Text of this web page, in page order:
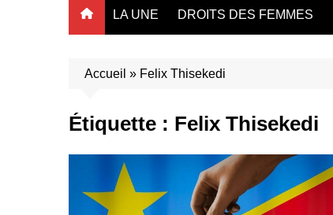
LA UNE DROITS DES FEMMES
Accueil » Felix Thisekedi
Étiquette : Felix Thisekedi